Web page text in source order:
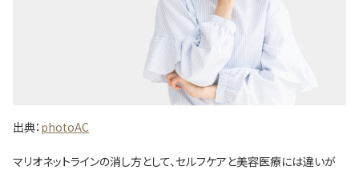
出典： photoAC
マリオネットラインの消し方として、セルフケアと美容医療には違いが